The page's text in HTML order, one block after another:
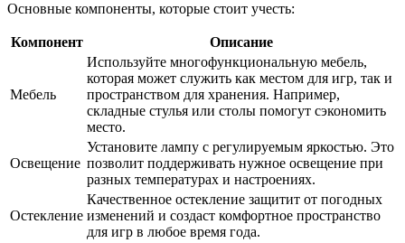
Основные компоненты, которые стоит учесть:
Компонент Описание
Мебель
Используйте многофункциональную мебель,
которая может служить как местом для игр, так и
пространством для хранения. Например,
складные стулья или столы помогут сэкономить
место.
Освещение
Установите лампу с регулируемым яркостью. Это
позволит поддерживать нужное освещение при
разных температурах и настроениях.
Остекление
Качественное остекление защитит от погодных
изменений и создаст комфортное пространство
для игр в любое время года.